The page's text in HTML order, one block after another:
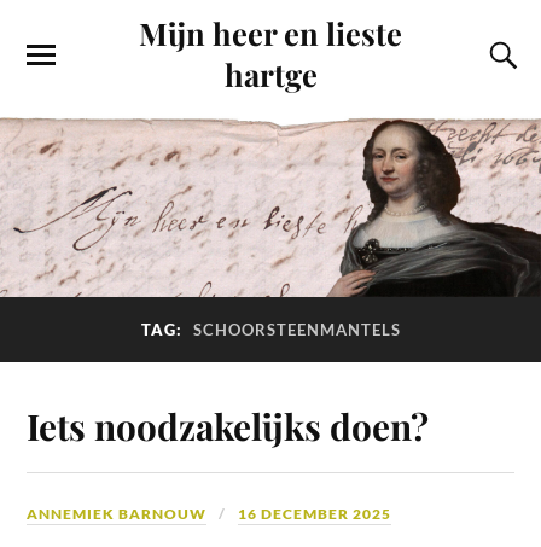
Mijn heer en lieste
hartge
TAG: SCHOORSTEENMANTELS
Iets noodzakelijks doen?
ANNEMIEK BARNOUW 16 DECEMBER 2025